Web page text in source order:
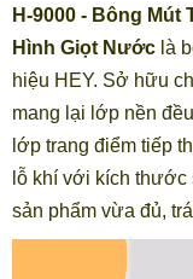
H-9000 - Bông Mút
Hình Giọt Nước là
hiệu HEY. Sở hữu
mang lại lớp nền
lớp trang điểm tiếp
lỗ khí với kích
sản phẩm vừa đủ,